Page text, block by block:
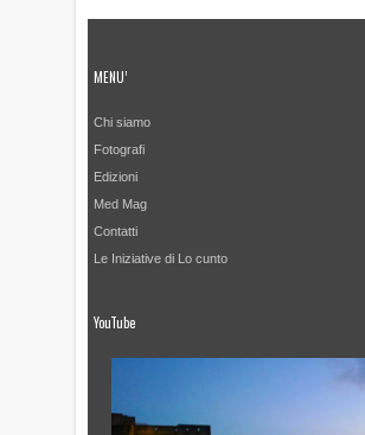
MENU’
Chi siamo
Fotografi
Edizioni
Med Mag
Contatti
Le Iniziative di Lo cunto
YouTube